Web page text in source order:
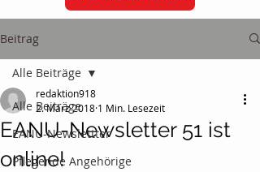
Beitrag
Alle Beiträge
EANU-Newslettter
Pflegende Angehörige
Alle Beiträge
EANU-Newsletter 51 ist
online!
redaktion918
2. März 2018 1 Min. Lesezeit